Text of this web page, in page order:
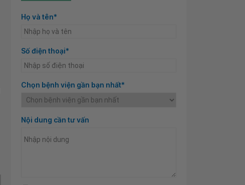
Họ và tên*
Số điện thoại*
Chọn bệnh viện gần bạn nhất*
Nội dung cần tư vấn